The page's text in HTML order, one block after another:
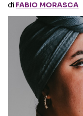
di FABIO MORASCA